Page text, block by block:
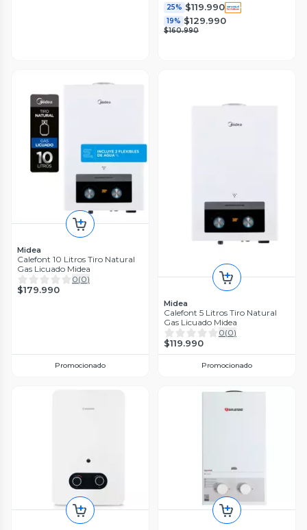
25% $119.990
19% $129.990
$160.990
Midea
Calefont 10 Litros Tiro Natural
Gas Licuado Midea
0(0)
$179.990
Promocionado
Midea
Calefont 5 Litros Tiro Natural
Gas Licuado Midea
0(0)
$119.990
Promocionado